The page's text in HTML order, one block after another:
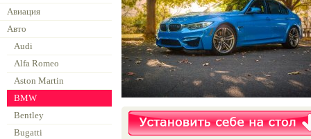
Авиация
Авто
Audi
Alfa Romeo
Aston Martin
BMW
Bentley
Bugatti